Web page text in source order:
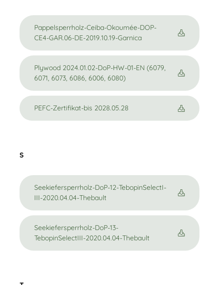
Pappelsperrholz-Ceiba-Okoumée-DOP-
CE4-GAR.06-DE-2019.10.19-Garnica
Plywood 2024.01.02-DoP-HW-01-EN (6079,
6071, 6073, 6086, 6006, 6080)
PEFC-Zertifikat-bis 2028.05.28
S
Seekiefersperrholz-DoP-12-TebopinSelectI-
III-2020.04.04-Thebault
Seekiefersperrholz-DoP-13-
TebopinSelectIII-2020.04.04-Thebault